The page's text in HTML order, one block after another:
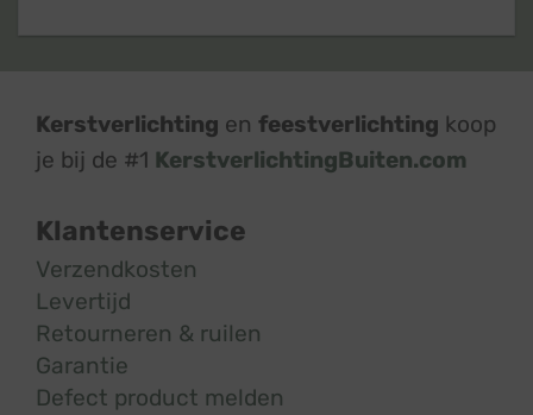
Kerstverlichting en feestverlichting koop
je bij de #1 KerstverlichtingBuiten.com
Klantenservice
Verzendkosten
Levertijd
Retourneren & ruilen
Garantie
Defect product melden